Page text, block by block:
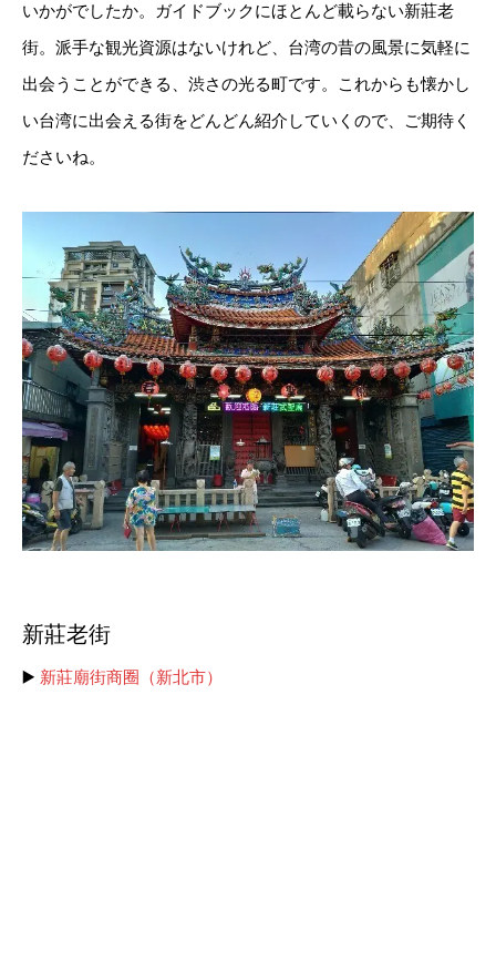
いかがでしたか。ガイドブックにほとんど載らない新莊老
街。派手な観光資源はないけれど、台湾の昔の風景に気軽に
出会うことができる、渋さの光る町です。これからも懐かし
い台湾に出会える街をどんどん紹介していくので、ご期待く
ださいね。
新莊老街
▶️ 新莊廟街商圈（新北市）